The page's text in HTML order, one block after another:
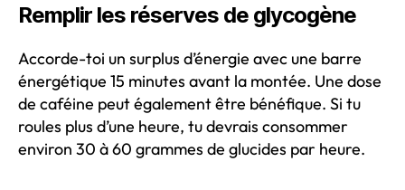
Remplir les réserves de glycogène
Accorde-toi un surplus d’énergie avec une barre
énergétique 15 minutes avant la montée. Une dose
de caféine peut également être bénéfique. Si tu
roules plus d’une heure, tu devrais consommer
environ 30 à 60 grammes de glucides par heure.